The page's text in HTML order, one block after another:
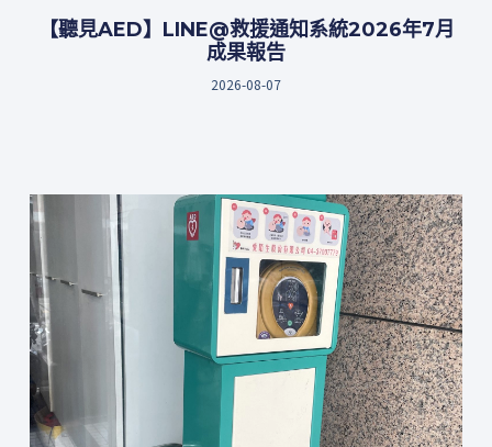
【聽見AED】LINE@救援通知系統2026年7月
成果報告
2026-08-07